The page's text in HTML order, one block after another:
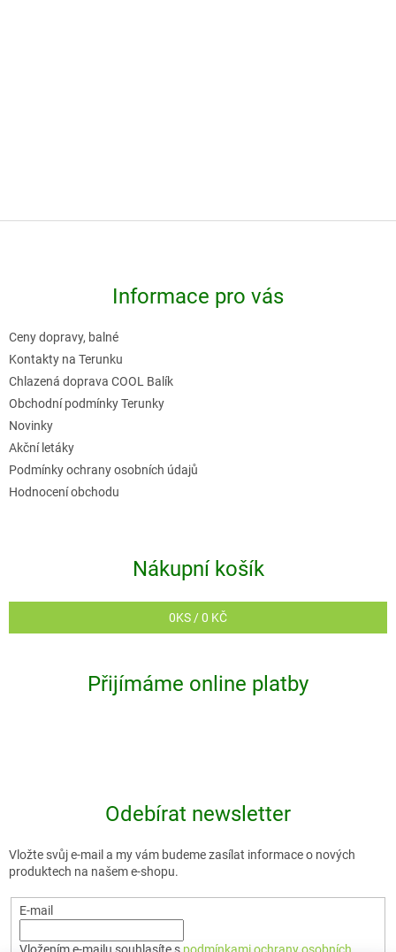
Informace pro vás
Ceny dopravy, balné
Kontakty na Terunku
Chlazená doprava COOL Balík
Obchodní podmínky Terunky
Novinky
Akční letáky
Podmínky ochrany osobních údajů
Hodnocení obchodu
Nákupní košík
0KS /0 KČ
Přijímáme online platby
Odebírat newsletter
Vložte svůj e-mail a my vám budeme zasílat informace o nových
produktech na našem e-shopu.
E-mail